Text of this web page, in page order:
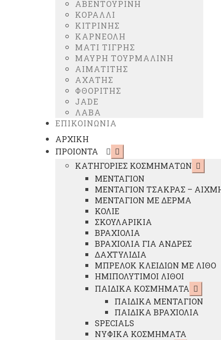
ΑΒΕΝΤΟΥΡΙΝΗ
ΚΟΡΑΛΛΙ
ΚΙΤΡΙΝΗΣ
ΚΑΡΝΕΟΛΗ
ΜΑΤΙ ΤΙΓΡΗΣ
ΜΑΥΡΗ ΤΟΥΡΜΑΛΙΝΗ
ΑΙΜΑΤΙΤΗΣ
ΑΧΑΤΗΣ
ΦΘΟΡΙΤΗΣ
JADE
ΛΑΒΑ
ΕΠΙΚΟΙΝΩΝΙΑ
ΑΡΧΙΚΗ
ΠΡΟΙΟΝΤΑ
Επέκταση
υπό-
ΚΑΤΗΓΟΡΙΕΣ ΚΟΣΜΗΜΑΤΩΝ
υπό-
μενού
ΜΕΝΤΑΓΙΟΝ
ΜΕΝΤΑΓΙΟΝ ΤΣΑΚΡΑΣ –
ΜΕΝΤΑΓΙΟΝ ΜΕ ΔΕΡΜΑ
ΚΟΛΙΕ
ΣΚΟΥΛΑΡΙΚΙΑ
ΒΡΑΧΙΟΛΙΑ
ΒΡΑΧΙΟΛΙΑ ΓΙΑ ΑΝΔΡΕΣ
ΔΑΧΤΥΛΙΔΙΑ
ΜΠΡΕΛΟΚ ΚΛΕΙΔΙΩΝ ΜΕ ΛΙΘΟ
ΗΜΙΠΟΛΥΤΙΜΟΙ ΛΙΘΟΙ
ΠΑΙΔΙΚΑ ΚΟΣΜΗΜΑΤΑ
υπό-
μενού
ΠΑΙΔΙΚΑ ΜΕΝΤΑΓΙΟΝ
ΠΑΙΔΙΚΑ ΒΡΑΧΙΟΛΙΑ
SPECIALS
ΝΥΦΙΚΑ ΚΟΣΜΗΜΑΤΑ